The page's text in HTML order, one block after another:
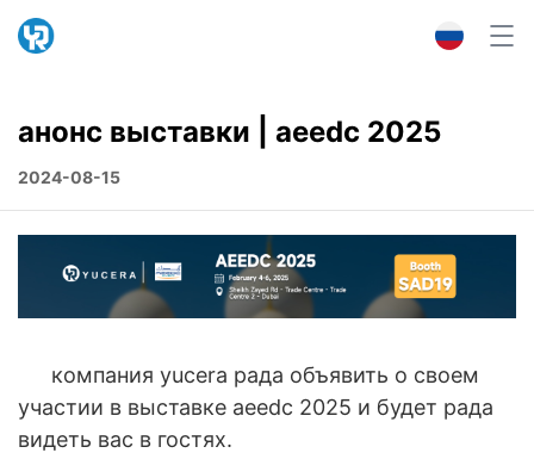
анонс выставки | aeedc 2025
2024-08-15
компания yucera рада объявить о своем
участии в выставке aeedc 2025 и будет рада
видеть вас в гостях.